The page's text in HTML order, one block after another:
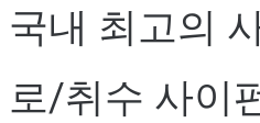
국내 최고의
로/취수 사이